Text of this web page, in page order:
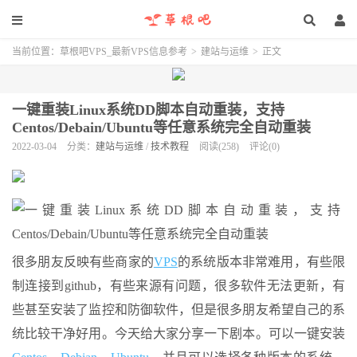
当前位置： 草根吧VPS_最新VPS信息参考 > 建站与运维 > 正文
一键重装Linux系统DD脚本自动重装，支持
Centos/Debain/Ubuntu等任意系统完全自动重装
2022-03-04 分类： 建站与运维 / 技术教程 阅读(258) 评论(0)
很多朋友反映有些商家的VPS的系统版本非常难用，有些限
制连接到github，有些来源有问题，很多软件无法更新，有
些甚至安装了监控和防御软件，但是很多朋友希望自己的系
统比较干净好用。今天给大家分享一下剧本。可以一键安装